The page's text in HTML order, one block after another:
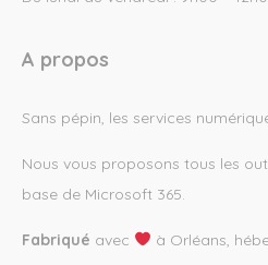
A propos
Sans pépin, les services
Nous vous proposons tous les
base de Microsoft 365.
Fabriqué avec à Orléans,